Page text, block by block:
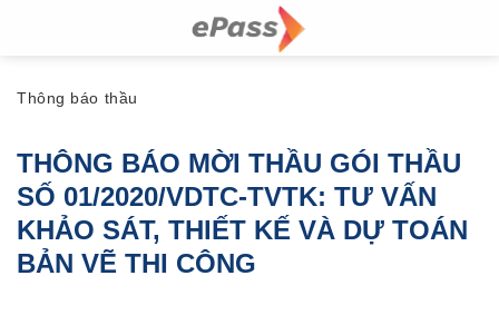
Thông báo thầu
THÔNG BÁO MỜI THẦU GÓI THẦU
SỐ 01/2020/VDTC-TVTK: TƯ VẤN
KHẢO SÁT, THIẾT KẾ VÀ DỰ TOÁN
BẢN VẼ THI CÔNG